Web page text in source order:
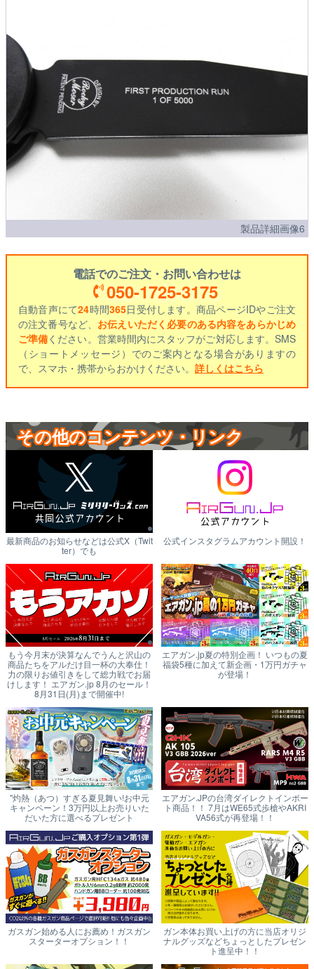
製品詳細画像6
電話でのご注文・お問い合わせは
050-1725-3175
自動音声にて24時間365日受付します。商品ページIDやご注文
の注文番号など、 お伝えいただく必要のある内容をあらかじめ
ご準備ください。営業時間内にスタッフがご対応します。SMS
（ショートメッセージ）でのご案内となる場合がありますの
で、スマホ・携帯からおかけください。 詳しくはこちら
その他のコンテンツ・リンク
最新商品のお知らせなどは公式X（Twit
ter）でも
公式インスタグラムアカウント開設！
もう今月末が決算なんでうんと沢山の
商品たちをアルだけ目一杯の大奉仕！
力の限りお値引きをして総力戦でお届
けします！ エアガン.jp 8月のセール！
8月31日(月)まで開催中!
エアガン.jp夏の特別企画！ いつもの夏
福袋5種に加えて新企画・1万円ガチャ
が登場！
"灼熱（あつ）すぎる夏見舞い!お中元
キャンペーン！3万円以上お売りいた
だいた方に選べるプレゼント
エアガン.JPの台湾ダイレクトインポー
ト商品！！ 7月はWE65式歩槍やAKRI
VA56式が再登場！！
ガスガン始める人にお薦め！ガスガン
スターターオプション！！
ガン本体お買い上げの方に当店オリジ
ナルグッズなどちょっとしたプレゼン
ト進呈中！！